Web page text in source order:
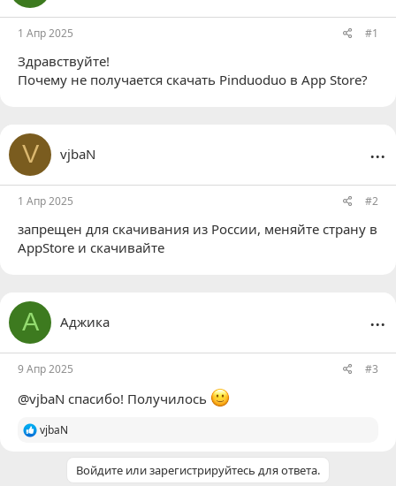
1 Апр 2025 #1
Здравствуйте!
Почему не получается скачать Pinduoduo в App Store?
V vjbaN ...
1 Апр 2025 #2
запрещен для скачивания из России, меняйте страну в
AppStore и скачивайте
А Аджика ...
9 Апр 2025 #3
@vjbaN спасибо! Получилось
Р
vjbaN
Войдите или зарегистрируйтесь для ответа.